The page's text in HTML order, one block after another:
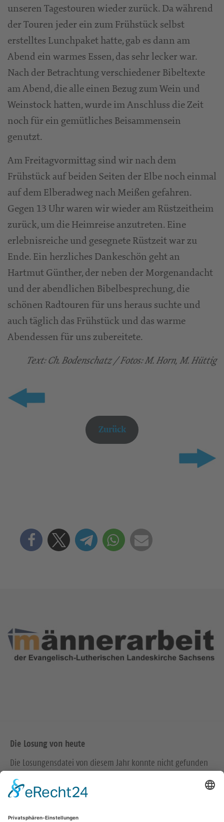
unseren Tagestouren wieder zurück. Da während
der Touren jeder ein zum Frühstück selbst
erstelltes Lunchpaket hatte, gab es dann am
Abend ein warmes Essen, das sehr lecker war.
Nach der Betrachtung verschiedener Bibeltexte
am Abend, die alle einen Bezug zum Wein und
Weinstock hatten, wurde im Anschluss die Zeit
noch für ein gemütliches Beisammensein
genutzt.
Am Freitagvormittag sind wir nach dem
Frühstück auf beiden Seiten der Elbe noch einmal
auf dem Elberadweg nach Meißen gefahren.
Gegen 13 Uhr waren wir wieder am Rüstzeitheim
zurück, um die Heimreise anzutreten. Eine
erlebnisreiche und gesegnete Rüstzeit war zu
Ende. Ein herzliches Dankeschön geht an
Hartmut Günther, der neben der Morgenandacht
und der abendlichen Bibelbesprechung, die
schönen Radtouren für uns heraus suchte und
auch täglich das Frühstück und das warme
Abendessen für uns zubereitete.
Text: Ch. Bodenschatz / Fotos: M. Horn, M. Hüttig
Zurück
Die Losung von heute
Die Losungensdatei von diesem Jahr konnte nicht gefunden
werden. Wie das Problem gelöst werden kann, können Sie
hiernachlesen.